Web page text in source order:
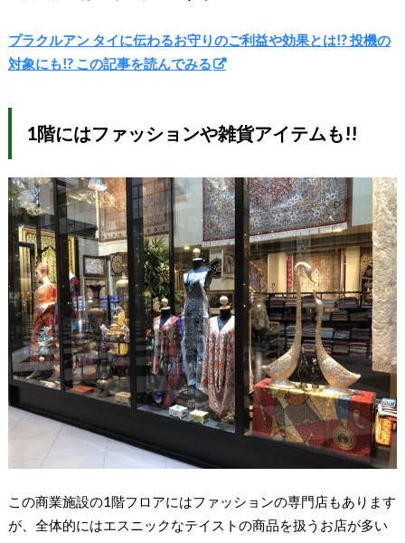
プラクルアン タイに伝わるお守りのご利益や効果とは!? 投機の
対象にも!? この記事を読んでみる
1階にはファッションや雑貨アイテムも!!
この商業施設の1階フロアにはファッションの専門店もあります
が、全体的にはエスニックなテイストの商品を扱うお店が多い